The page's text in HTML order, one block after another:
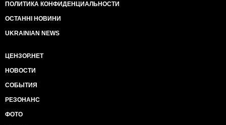
ПОЛИТИКА КОНФИДЕНЦИАЛЬНОСТИ
ОСТАННІ НОВИНИ
UKRAINIAN NEWS
ЦЕНЗОР.НЕТ
НОВОСТИ
СОБЫТИЯ
РЕЗОНАНС
ФОТО